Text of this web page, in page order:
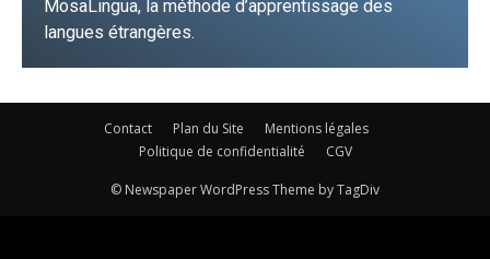
MosaLingua, la méthode d’apprentissage des
langues étrangères.
Contact Plan du Site
Mentions légales
Politique de confidentialité
CGV
© Newspaper WordPress Theme by TagDiv